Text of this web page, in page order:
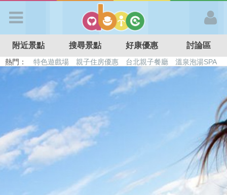
APP登入
首 頁
搜尋景點
好康優惠
附近景點 搜尋景點 好康優惠 討論區
熱門： 特色遊戲場 親子住房優惠 台北親子餐廳
溫泉泡湯SPA
溜滑梯民宿
觀光工廠 日本親子景點